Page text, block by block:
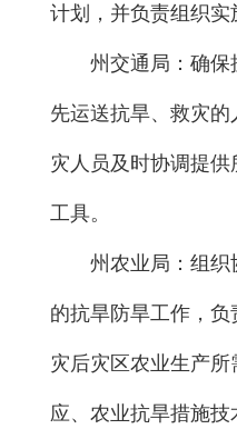
计划，并负责组织实
州交通局：确保
先运送抗旱、救灾
灾人员及时协调提
工具。
州农业局：组织
的抗旱防旱工作，
灾后灾区农业生产
应、农业抗旱措施